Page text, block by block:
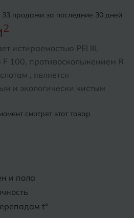
33 продажи за последние 30 дней
2
истираемостью PEI III,
F 100, противоскольжением R
, является
и экологически чистым
смотрят этот товар
и пола
t°
Ростов-на-Дону
Саратов